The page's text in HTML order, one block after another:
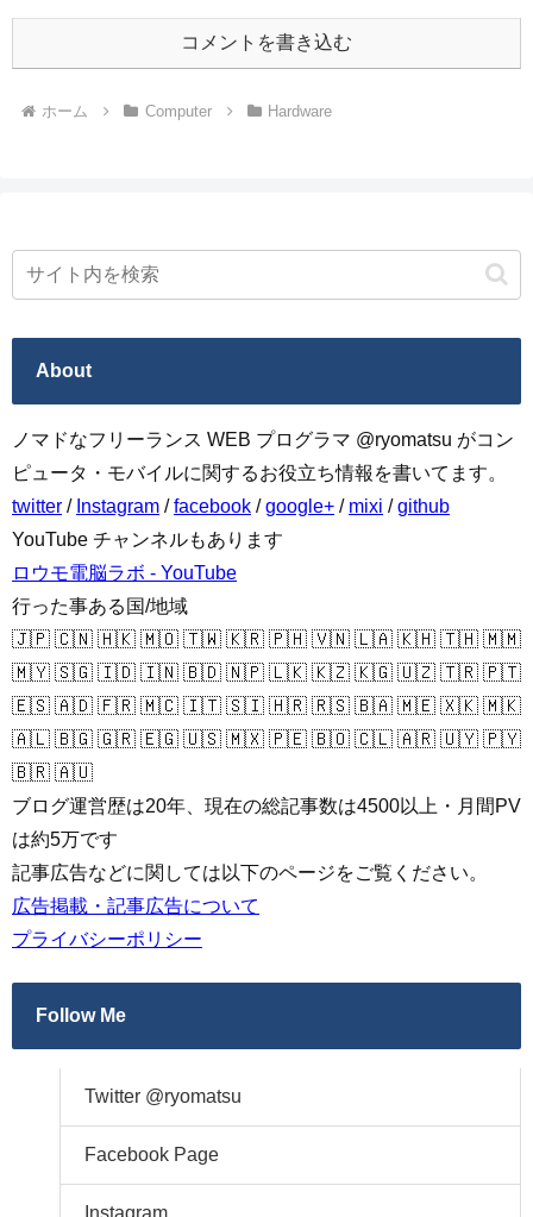
コメントを書き込む
ホーム Computer Hardware
About
ノマドなフリーランス WEB プログラマ @ryomatsu がコン
ピュータ・モバイルに関するお役立ち情報を書いてます。
twitter / Instagram /facebook /google+ / mixi /github
YouTube チャンネルもあります
ロウモ電脳ラボ - YouTube
行った事ある国/地域
🇯🇵 🇨🇳 🇭🇰 🇲🇴 🇹🇼 🇰🇷 🇵🇭 🇻🇳 🇱🇦 🇰🇭 🇹🇭 🇲🇲
🇲🇾 🇸🇬 🇮🇩 🇮🇳 🇧🇩 🇳🇵 🇱🇰 🇰🇿 🇰🇬 🇺🇿 🇹🇷 🇵🇹
🇪🇸 🇦🇩 🇫🇷 🇲🇨 🇮🇹 🇸🇮 🇭🇷 🇷🇸 🇧🇦 🇲🇪 🇽🇰 🇲🇰
🇦🇱 🇧🇬 🇬🇷 🇪🇬 🇺🇸 🇲🇽 🇵🇪 🇧🇴 🇨🇱 🇦🇷 🇺🇾 🇵🇾
🇧🇷 🇦🇺
ブログ運営歴は20年、現在の総記事数は4500以上・月間PV
は約5万です
記事広告などに関しては以下のページをご覧ください。
広告掲載・記事広告について
プライバシーポリシー
Follow Me
Twitter @ryomatsu
Facebook Page